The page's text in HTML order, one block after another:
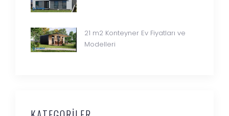
21 m2 Konteyner Ev Fiyatları ve
Modelleri